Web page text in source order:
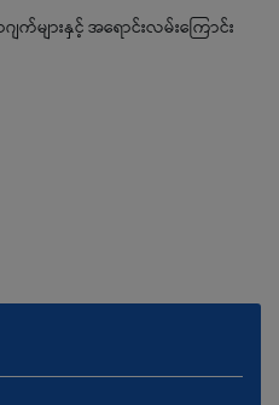
က်များနှင့် အရောင်းလမ်းကြောင်း